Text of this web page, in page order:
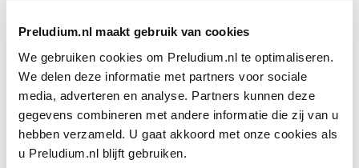
Preludium.nl maakt gebruik van cookies
We gebruiken cookies om Preludium.nl te optimaliseren.
We delen deze informatie met partners voor sociale
media, adverteren en analyse. Partners kunnen deze
gegevens combineren met andere informatie die zij van u
hebben verzameld. U gaat akkoord met onze cookies als
u Preludium.nl blijft gebruiken.